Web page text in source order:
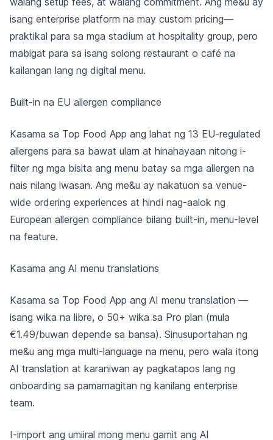
isang enterprise platform na may custom pricing—
praktikal para sa mga stadium at hospitality group, pero
mabigat para sa isang solong restaurant o café na
kailangan lang ng digital menu.
Built-in na EU allergen compliance
Kasama sa Top Food App ang lahat ng 13 EU-regulated
allergens para sa bawat ulam at hinahayaan nitong i-
filter ng mga bisita ang menu batay sa mga allergen na
nais nilang iwasan. Ang me&u ay nakatuon sa venue-
wide ordering experiences at hindi nag-aalok ng
European allergen compliance bilang built-in, menu-level
na feature.
Kasama ang AI menu translations
Kasama sa Top Food App ang AI menu translation —
isang wika na libre, o 50+ wika sa Pro plan (mula
€1.49/buwan depende sa bansa). Sinusuportahan ng
me&u ang mga multi-language na menu, pero wala itong
AI translation at karaniwan ay pagkatapos lang ng
onboarding sa pamamagitan ng kanilang enterprise
team.
I-import ang umiiral mong menu gamit ang AI